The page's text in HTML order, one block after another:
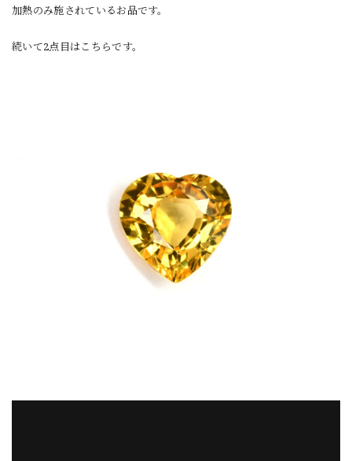
加熱のみ施されているお品です。
続いて2点目はこちらです。